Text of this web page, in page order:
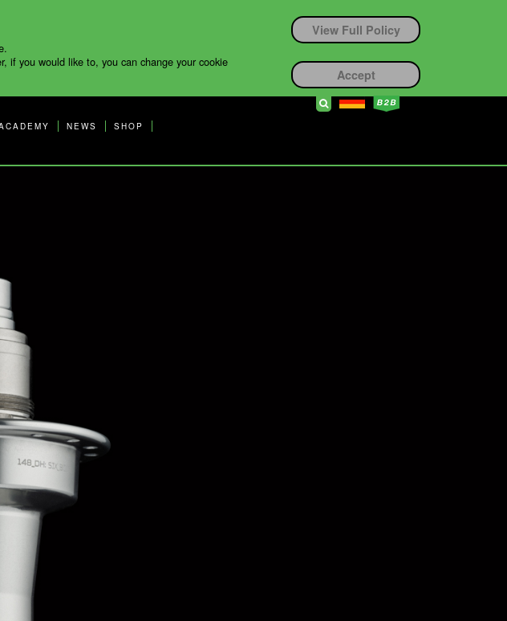
if you would like to, you can change your cookie
View Full Policy
Accept
NEWS SHOP